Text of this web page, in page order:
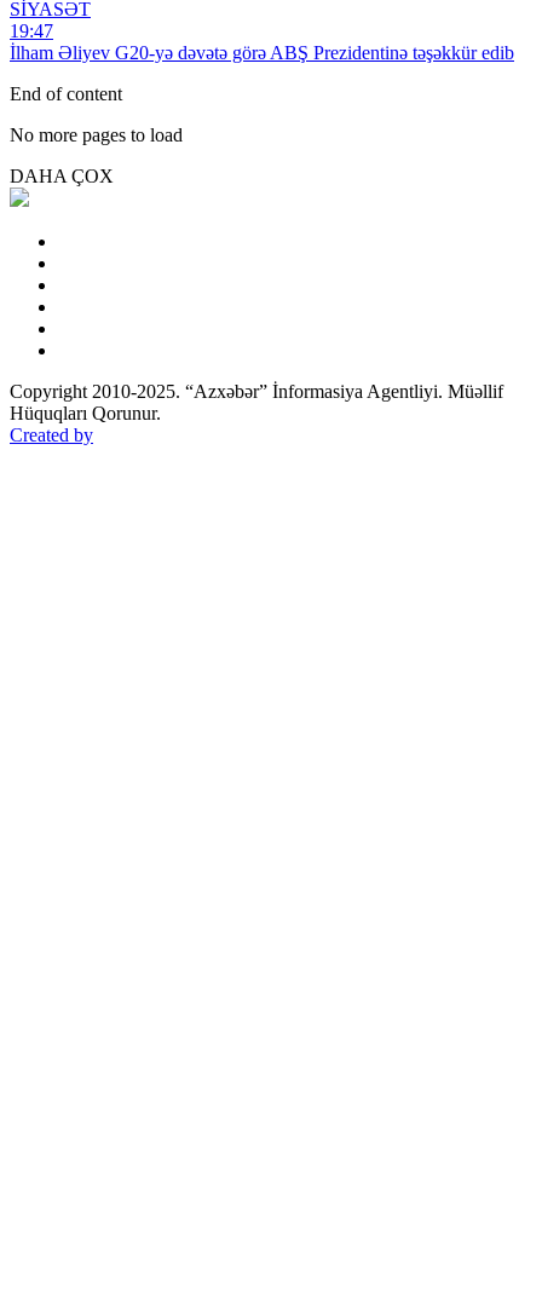
SİYASƏT
19:47
İlham Əliyev G20-yə dəvətə görə ABŞ Prezidentinə təşəkkür edib
End of content
No more pages to load
DAHA ÇOX
Copyright 2010-2025. “Azxəbər” İnformasiya Agentliyi. Müəllif
Hüquqları Qorunur.
Created by